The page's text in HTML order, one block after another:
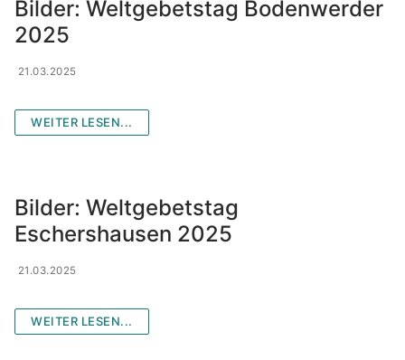
Der Kirchenvorstand
Der Pfarrgemeinderat
Wir sind für Sie da
Bildergalerie
Gruppen und Aktivitäten
Gruppen und Aktivitäten
Frauengruppe
Frühschichten
Kindergottesdienst- vorbereitung
Kirchenchor
Bilder: Weltgebetstag Bodenwerder
2025
21.03.2025
WEITER LESEN...
Bilder: Weltgebetstag
Eschershausen 2025
21.03.2025
WEITER LESEN...